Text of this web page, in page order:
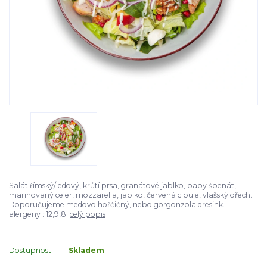
Salát římský/ledový, krůtí prsa, granátové jablko, baby špenát,
marinovaný celer, mozzarella, jablko, červená cibule, vlašský ořech.
Doporučujeme medovo hořčičný, nebo gorgonzola dresink.
alergeny : 12,9,8 celý popis
Dostupnost
Skladem